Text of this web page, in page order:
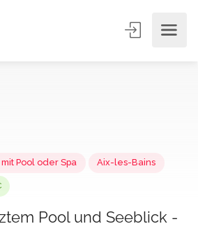
mit Pool oder Spa
Pool und Seeblick